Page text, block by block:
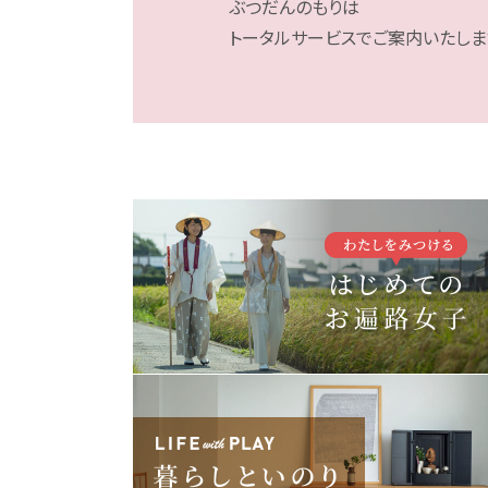
ぶつだんのもりは
トータルサービスでご案内いたしま